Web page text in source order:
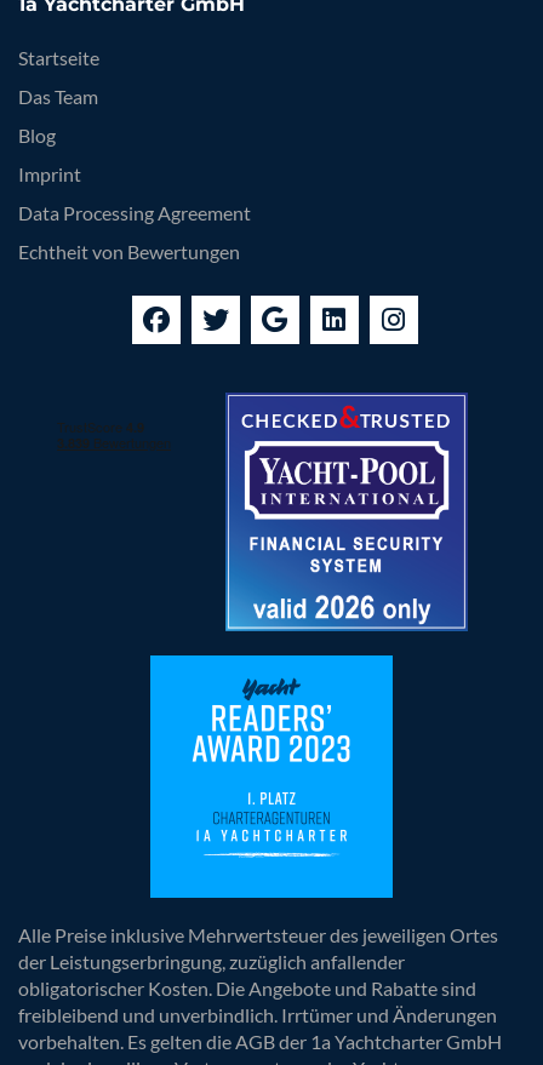
Startseite
Das Team
Blog
Imprint
Data Processing Agreement
Echtheit von Bewertungen
Alle Preise inklusive Mehrwertsteuer des jeweiligen Ortes
der Leistungserbringung, zuzüglich anfallender
obligatorischer Kosten. Die Angebote und Rabatte sind
freibleibend und unverbindlich. Irrtümer und Änderungen
vorbehalten. Es gelten die AGB der 1a Yachtcharter GmbH